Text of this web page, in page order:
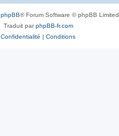
phpBB® Forum Software © phpBB Limited
Traduit parphpBB-fr.com
Confidentialité | Conditions